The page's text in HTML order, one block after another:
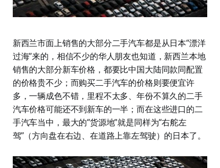
新西兰市面上销售的大部分二手汽车都是从日本“漂洋
过海”来的，相信不少的华人朋友也知道，新西兰本地
销售的大部分新车价格，都要比中国大陆同款同配置
的价格贵不少；而购买二手汽车的价格则要便宜许
多，一辆成色不错，里程不太多、年份不算久的二手
汽车价格可能还不到新车的一半；而在这些进口的二
手汽车当中，最大的“货源地”就是同样为“右舵左
驾”（方向盘在右边、在道路上靠左驾驶）的日本了。